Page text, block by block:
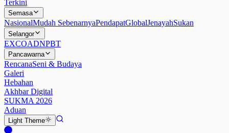
Terkini
Semasa
NasionalMudah SebenarnyaPendapatGlobalJenayahSukan
Selangor
EXCOADNPBT
Pancawarna
RencanaSeni & Budaya
Galeri
Hebahan
Akhbar Digital
SUKMA 2026
Aduan
Light Theme